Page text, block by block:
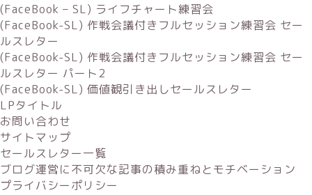
(FaceBook – SL) ライフチャート練習会
(FaceBook-SL) 作戦会議付きフルセッション練習会 セー
ルスレター
(FaceBook-SL) 作戦会議付きフルセッション練習会 セー
ルスレター パート2
(FaceBook-SL) 価値観引き出しセールスレター
LPタイトル
お問い合わせ
サイトマップ
セールスレター一覧
ブログ運営に不可欠な記事の積み重ねとモチベーション
プライバシーポリシー